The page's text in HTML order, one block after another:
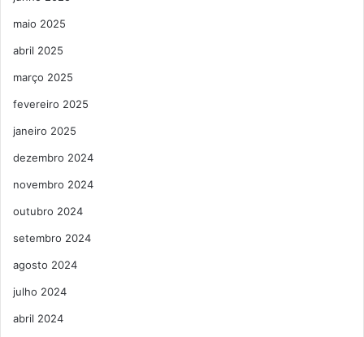
maio 2025
abril 2025
março 2025
fevereiro 2025
janeiro 2025
dezembro 2024
novembro 2024
outubro 2024
setembro 2024
agosto 2024
julho 2024
abril 2024